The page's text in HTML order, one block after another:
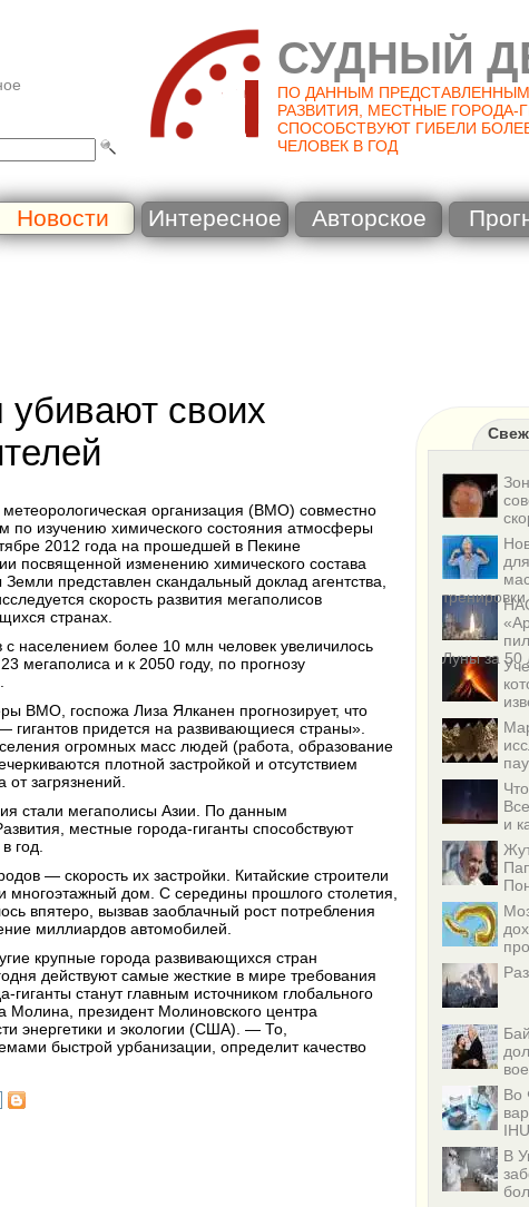
СУДНЫЙ
ПО ДАННЫМ
РАЗВИТИЯ, МЕСТНЫЕ ГОРОДА-
СПОСОБСТВУЮТ ГИБЕЛИ
ЧЕЛОВЕК В ГОД
Новости Интересное Авторское
своих
организация (ВМО) совместно
по изучению химического состояния атмосферы
2012 года на прошедшей в Пекине
посвященной изменению химического состава
представлен скандальный доклад агентства,
скорость развития мегаполисов
странах.
с населением более 10 млн человек увеличилось
мегаполиса и к 2050 году, по прогнозу
ВМО, госпожа Лиза Ялканен прогнозирует, что
гигантов придется на развивающиеся страны».
огромных масс людей (работа, образование
плотной застройкой и отсутствием
загрязнений.
стали мегаполисы Азии. По данным
местные города-гиганты способствуют
год.
— скорость их застройки. Китайские строители
многоэтажный дом. С середины прошлого столетия,
впятеро, вызвав заоблачный рост потребления
миллиардов автомобилей.
крупные города развивающихся стран
действуют самые жесткие в мире требования
гиганты станут главным источником глобального
Молина, президент Молиновского центра
энергетики и экологии (США). — То,
быстрой урбанизации, определит качество
тренировки
Луны за 50
и
Во
IHU
В